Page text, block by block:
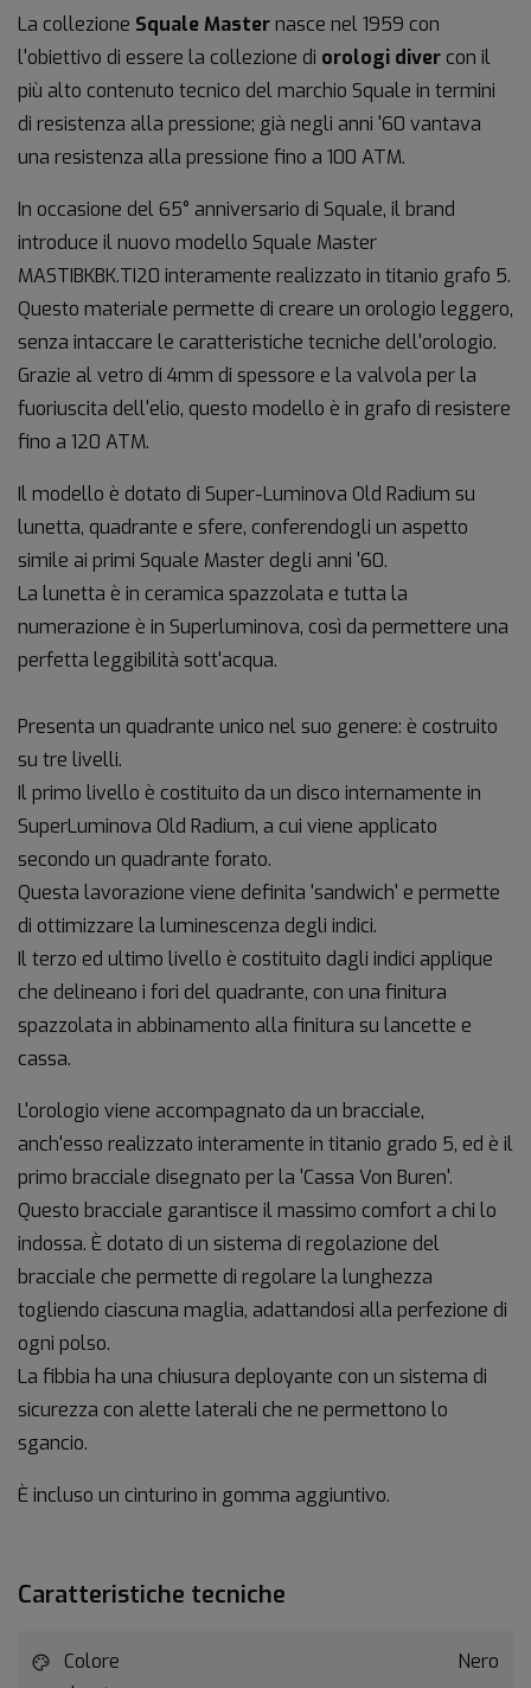
La collezione SqualeMasternasce nel 1959 con
l'obiettivo di essere la collezione di orologi divercon il
più alto contenuto tecnico del marchio Squale in termini
di resistenza alla pressione; già negli anni '60 vantava
una resistenza alla pressione fino a 100 ATM.
In occasione del 65° anniversario di Squale, il brand
introduce il nuovo modello Squale Master
MASTIBKBK.TI20 interamente realizzato in titanio grafo 5.
Questo materiale permette di creare un orologio leggero,
senza intaccare le caratteristiche tecniche dell'orologio.
Grazie al vetro di 4mm di spessore e la valvola per la
fuoriuscita dell'elio, questo modello è in grafo di resistere
fino a 120 ATM.
Il modello è dotato di Super-Luminova Old Radium su
lunetta, quadrante e sfere, conferendogli un aspetto
simile ai primi Squale Master degli anni '60.
La lunetta è in ceramica spazzolata e tutta la
numerazione è in Superluminova, così da permettere una
perfetta leggibilità sott'acqua.
Presenta un quadrante unico nel suo genere: è costruito
su tre livelli.
Il primo livello è costituito da un disco internamente in
SuperLuminova Old Radium, a cui viene applicato
secondo un quadrante forato.
Questa lavorazione viene definita 'sandwich' e permette
di ottimizzare la luminescenza degli indici.
Il terzo ed ultimo livello è costituito dagli indici applique
che delineano i fori del quadrante, con una finitura
spazzolata in abbinamento alla finitura su lancette e
cassa.
L'orologio viene accompagnato da un bracciale,
anch'esso realizzato interamente in titanio grado 5, ed è il
primo bracciale disegnato per la 'Cassa Von Buren'.
Questo bracciale garantisce il massimo comfort a chi lo
indossa. È dotato di un sistema di regolazione del
bracciale che permette di regolare la lunghezza
togliendo ciascuna maglia, adattandosi alla perfezione di
ogni polso.
La fibbia ha una chiusura deployante con un sistema di
sicurezza con alette laterali che ne permettono lo
sgancio.
È incluso un cinturino in gomma aggiuntivo.
Caratteristiche tecniche
Colore
Nero